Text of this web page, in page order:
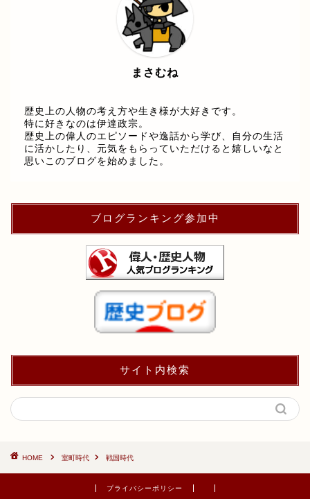
まさむね
歴史上の人物の考え方や生き様が大好きです。
特に好きなのは伊達政宗。
歴史上の偉人のエピソードや逸話から学び、自分の生活
に活かしたり、元気をもらっていただけると嬉しいなと
思いこのブログを始めました。
ブログランキング参加中
サイト内検索
HOME 室町時代 戦国時代
プライバシーポリシー